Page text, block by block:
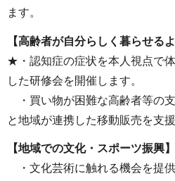
ます。
【高齢者が自分らしく暮らせる
★・認知症の症状を本人視点で
した研修会を開催します。
・買い物が困難な高齢者等の
と地域が連携した移動販売を支援
【地域での文化・スポーツ振興】
・文化芸術に触れる機会を提